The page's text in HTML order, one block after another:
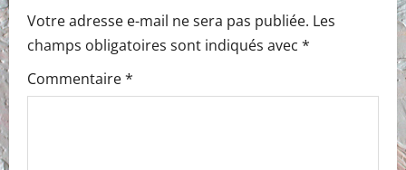
Votre adresse e-mail ne sera pas publiée. Les
champs obligatoires sont indiqués avec *
Commentaire*